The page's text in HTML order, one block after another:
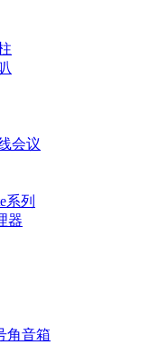
会议
系列
器
角音箱